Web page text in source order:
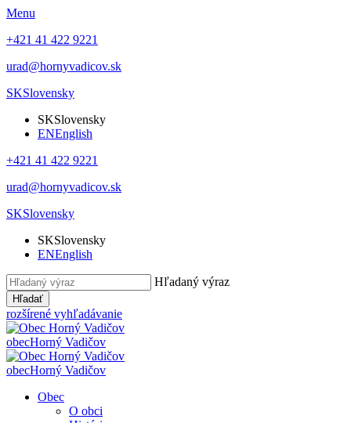
Menu
+421 41 422 9221
urad@hornyvadicov.sk
SKSlovensky
SKSlovensky
ENEnglish
+421 41 422 9221
urad@hornyvadicov.sk
SKSlovensky
SKSlovensky
ENEnglish
Hľadaný výraz
Hľadať
rozšírené vyhľadávanie
obecHorný Vadičov
obecHorný Vadičov
Obec
O obci